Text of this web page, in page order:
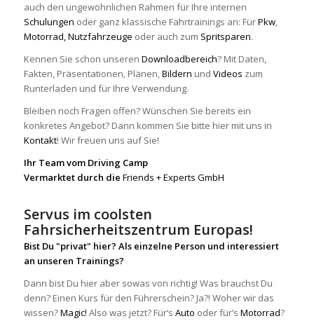
auch den ungewöhnlichen Rahmen für Ihre internen
Schulungen oder ganz klassische Fahrtrainings an: FürPkw,
Motorrad,Nutzfahrzeuge oder auch zum Spritsparen.
Kennen Sie schon unseren Downloadbereich? Mit Daten,
Fakten, Präsentationen, Plänen,Bildern und Videos zum
Runterladen und für Ihre Verwendung.
Bleiben noch Fragen offen? Wünschen Sie bereits ein
konkretes Angebot? Dann kommen Sie bitte hier mit uns in
Kontakt! Wir freuen uns auf Sie!
Ihr Team vom Driving Camp
Vermarktet durch die Friends + Experts GmbH
Servus im coolsten
Fahrsicherheitszentrum Europas!
Bist Du "privat" hier? Als einzelne Person und interessiert
an unseren Trainings?
Dann bist Du hier aber sowas von richtig! Was brauchst Du
denn? Einen Kurs für den Führerschein? Ja?! Woher wir das
wissen?Magic! Also was jetzt? Für’s Auto oder für’s Motorrad?